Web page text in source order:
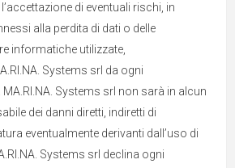
di eventuali rischi, in
alla perdita di dati o delle
informatiche utilizzate,
Systems srl da ogni
Systems srl non sarà in alcun
dei danni diretti, indiretti di
eventualmente derivanti dall’uso di
Systems srl declina ogni